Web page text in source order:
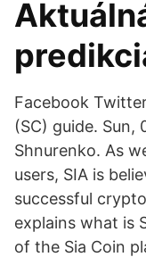
Facebook
(SC) guide. Sun,
Shnurenko. As
users, SIA is
successful
explains what is
of the Sia Coin